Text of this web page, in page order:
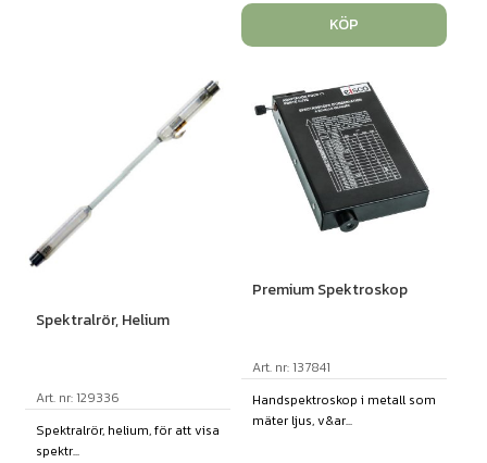
KÖP
Spektralrör, Helium
Art. nr: 129336
Spektralrör, helium, för att visa
spektr...
Premium Spektroskop
Art. nr: 137841
Handspektroskop i metall som
mäter ljus, v&ar...